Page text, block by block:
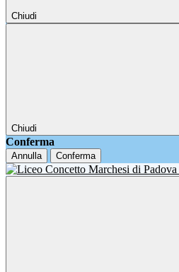
Chiudi
Chiudi
Conferma
Annulla Conferma